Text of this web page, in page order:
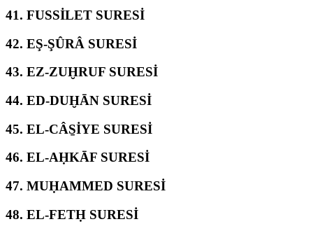
41. FUSSİLET SURESİ
42. EŞ-ŞÛRÂ SURESİ
43. EZ-ZUḪRUF SURESİ
44. ED-DUḪĀN SURESİ
45. EL-CÂS̱İYE SURESİ
46. EL-AḤKĀF SURESİ
47. MUḤAMMED SURESİ
48. EL-FETḤ SURESİ